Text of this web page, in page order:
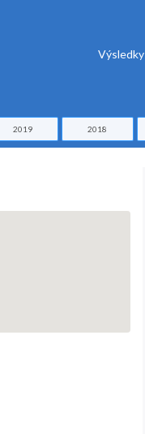
Výsledky
2019 2018